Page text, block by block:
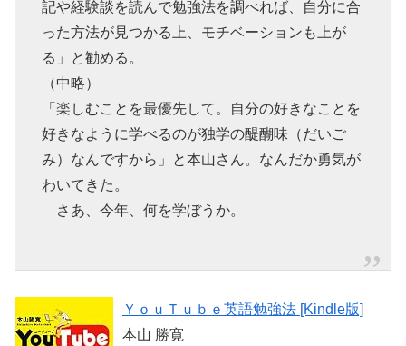
記や経験談を読んで勉強法を調べれば、自分に合
った方法が見つかる上、モチベーションも上が
る」と勧める。
（中略）
「楽しむことを最優先して。自分の好きなことを
好きなように学べるのが独学の醍醐味（だいご
み）なんですから」と本山さん。なんだか勇気が
わいてきた。
さあ、今年、何を学ぼうか。
ＹｏｕＴｕｂｅ英語勉強法 [Kindle版]
本山 勝寛